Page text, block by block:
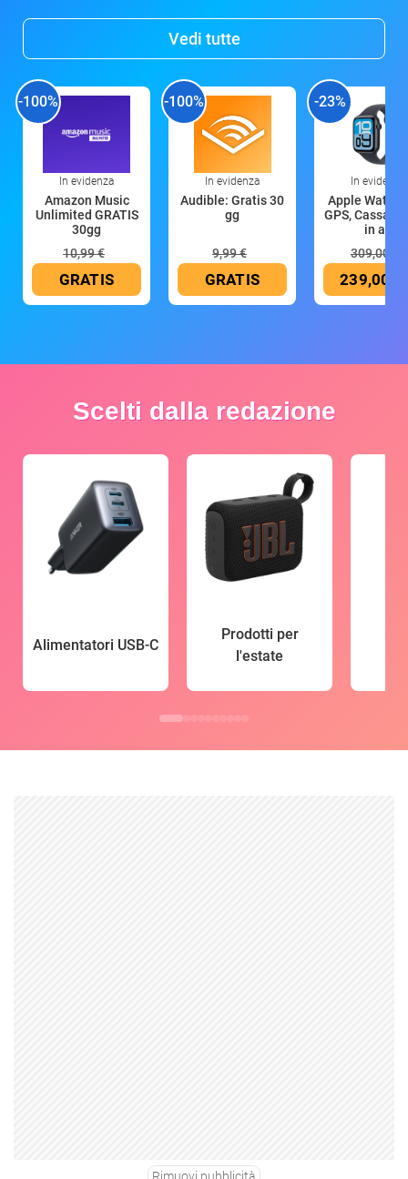
Vedi tutte
-100%
In evidenza
Amazon Music
Unlimited GRATIS
30gg
10,99 €
GRATIS
-100%
In evidenza
Audible: Gratis 30
gg
9,99 €
GRATIS
-23%
In evidenza
Apple Watch
GPS, Cassa
in all
309,00 €
239,00 €
Scelti dalla redazione
Alimentatori USB-C
Prodotti per
l'estate
Rimuovi pubblicità